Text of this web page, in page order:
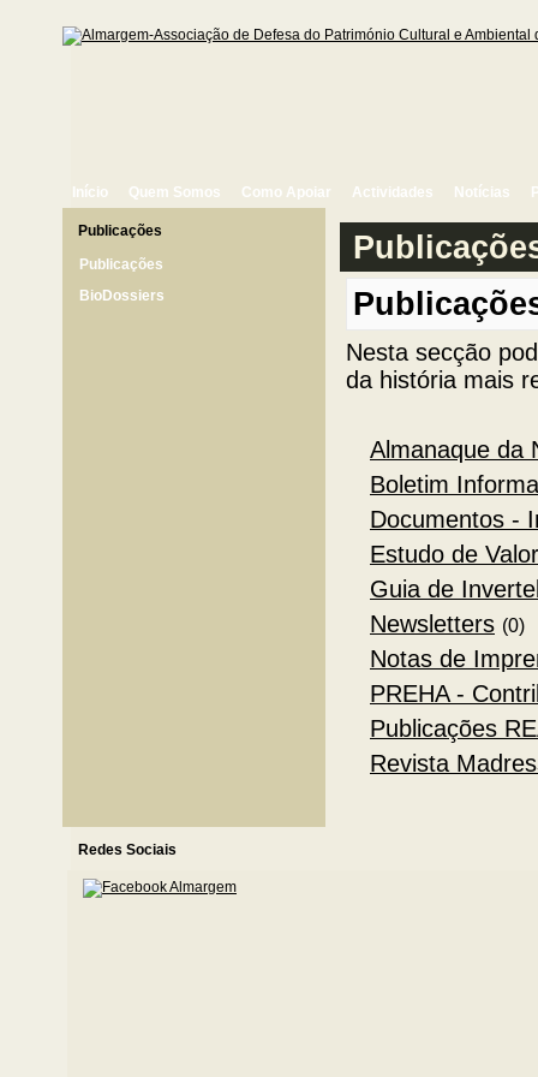
Início Quem Somos Como Apoiar Actividades Notícias
Publicações
Publicações
BioDossiers
Nesta secção
da história mais
Almanaque da
Boletim
Documentos -
Estudo de
Guia de
Newsletters (0)
Notas de
PREHA -
Publicações
Revista
Redes Sociais